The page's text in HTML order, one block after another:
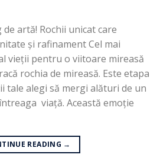
de artă! Rochii unicat care
și rafinament Cel mai
vieții pentru o viitoare mireasă
rochia de mireasă. Este etapa
tale alegi să mergi alături de un
viață. Această emoție
READING →